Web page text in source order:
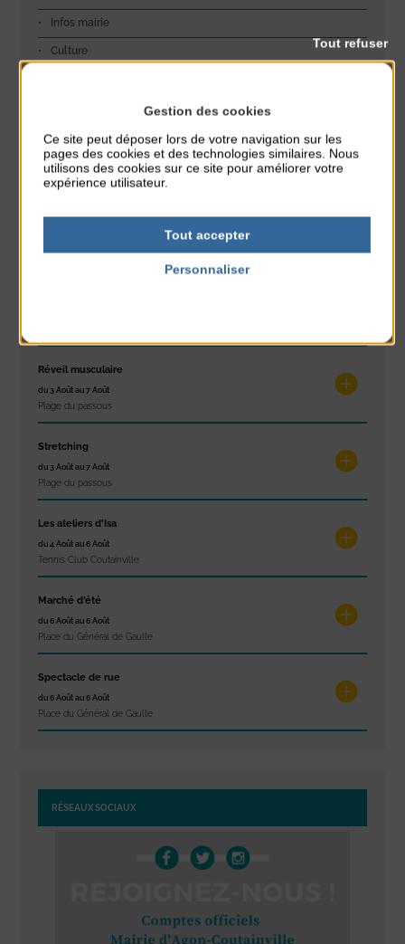
Infos mairie
Culture
Jeunesse
Découverte
Sport
Exposition
Réveil musculaire
du 3 Août au 7 Août
Plage du passous
Stretching
du 3 Août au 7 Août
Plage du passous
Les ateliers d’Isa
du 4 Août au 6 Août
Tennis Club Coutainville
Marché d’été
du 6 Août au 6 Août
Place du Général de Gaulle
Spectacle de rue
du 6 Août au 6 Août
Place du Général de Gaulle
RÉSEAUX SOCIAUX
Gestion des cookies
Ce site peut déposer lors de votre navigation sur les
pages des cookies et des technologies similaires. Nous
utilisons des cookies sur ce site pour améliorer votre
expérience utilisateur.
Tout accepter
Tout refuser
Personnaliser